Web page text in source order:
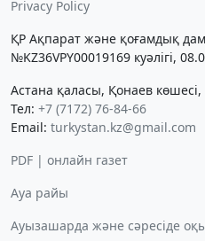
Privacy Policy
ҚР Ақпарат және қоғамдық
№KZ36VPY00019169 куәлігі,
Астана қаласы, Қонаев көшесі,
Тел: +7 (7172) 76-84-66
Email: turkystan.kz@gmail.com
PDF | онлайн газет
Ауа райы
Ауызашарда және сәресіде